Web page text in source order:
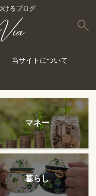
けるブログ
当サイトについて
マネー
暮らし